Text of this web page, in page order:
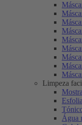
Limpeza
Água